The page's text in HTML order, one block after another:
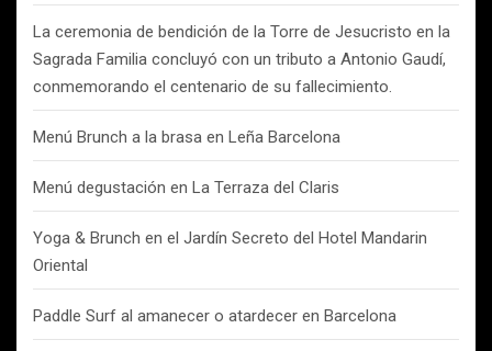
La ceremonia de bendición de la Torre de Jesucristo en la
Sagrada Familia concluyó con un tributo a Antonio Gaudí,
conmemorando el centenario de su fallecimiento.
Menú Brunch a la brasa en Leña Barcelona
Menú degustación en La Terraza del Claris
Yoga & Brunch en el Jardín Secreto del Hotel Mandarin
Oriental
Paddle Surf al amanecer o atardecer en Barcelona